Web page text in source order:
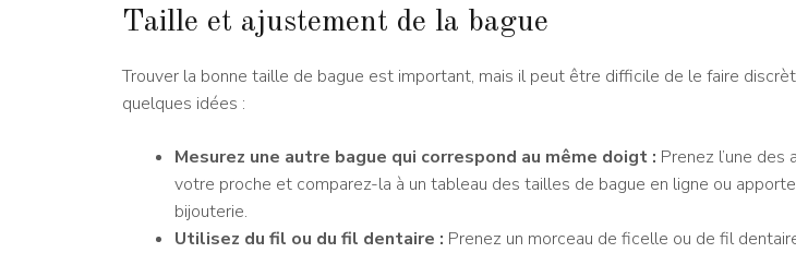
Taille et ajustement de la bague
Trouver la bonne taille de bague est important, mais il peut être difficile de le faire
quelques idées :
Mesurez une autre bague qui correspond au même doigt : Prenez l’une
votre proche et comparez-la à un tableau des tailles de bague en ligne ou
bijouterie.
Utilisez du fil ou du fil dentaire : Prenez un morceau de ficelle ou de fil